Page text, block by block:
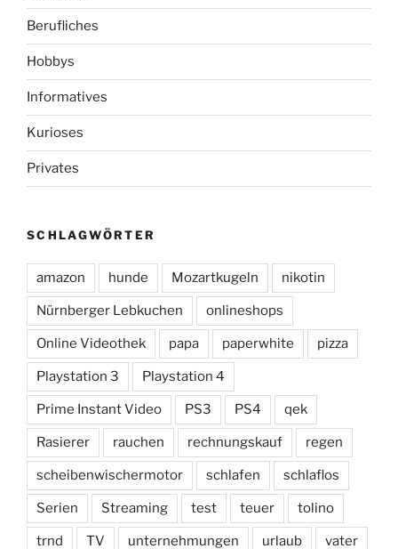
Berufliches
Hobbys
Informatives
Kurioses
Privates
SCHLAGWÖRTER
amazon hunde Mozartkugeln nikotin
Nürnberger Lebkuchen onlineshops
Online Videothek papa paperwhite pizza
Playstation 3 Playstation 4
Prime Instant Video PS3 PS4 qek
Rasierer rauchen rechnungskauf regen
scheibenwischermotor schlafen schlaflos
Serien Streaming test teuer tolino
trnd TV unternehmungen urlaub vater